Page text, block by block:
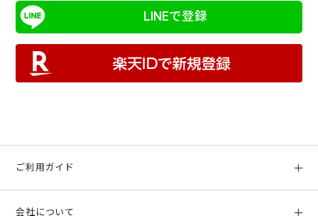
LINEで登録
ご利用ガイド
会社について